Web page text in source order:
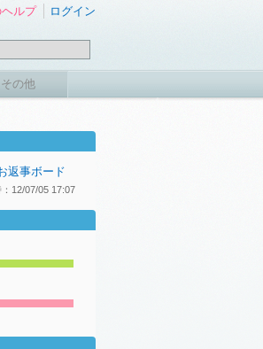
ルプ ログイン
の他
返事ボード
12/07/05 17:07